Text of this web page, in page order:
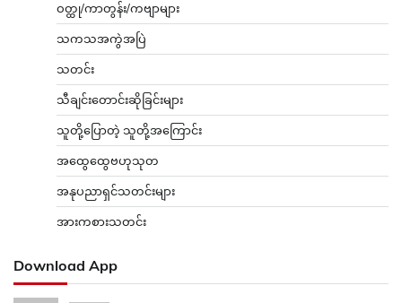
ဝတ္ထု/ကာတွန်း/ကဗျာများ
သကသအကွဲအပြဲ
သတင်း
သီချင်းတောင်းဆိုခြင်းများ
သူတို့ပြောတဲ့ သူတို့အကြောင်း
အထွေထွေဗဟုသုတ
အနုပညာရှင်သတင်းများ
အားကစားသတင်း
Download App